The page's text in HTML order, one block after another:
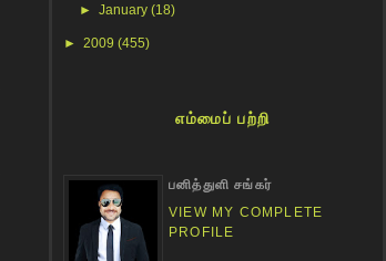
►January (18)
► 2009 (455)
எம்மைப் பற்றி
பனித்துளி சங்கர்
VIEW MY COMPLETE
PROFILE